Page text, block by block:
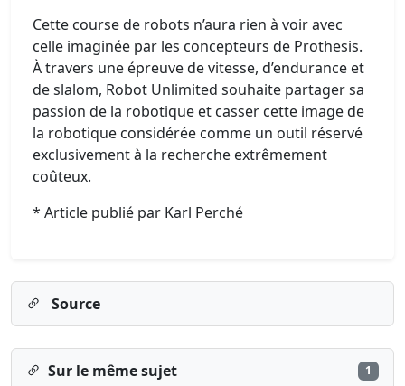
Cette course de robots n’aura rien à voir avec
celle imaginée par les concepteurs de Prothesis.
À travers une épreuve de vitesse, d’endurance et
de slalom, Robot Unlimited souhaite partager sa
passion de la robotique et casser cette image de
la robotique considérée comme un outil réservé
exclusivement à la recherche extrêmement
coûteux.
* Article publié par Karl Perché
Source
Sur le même sujet 1